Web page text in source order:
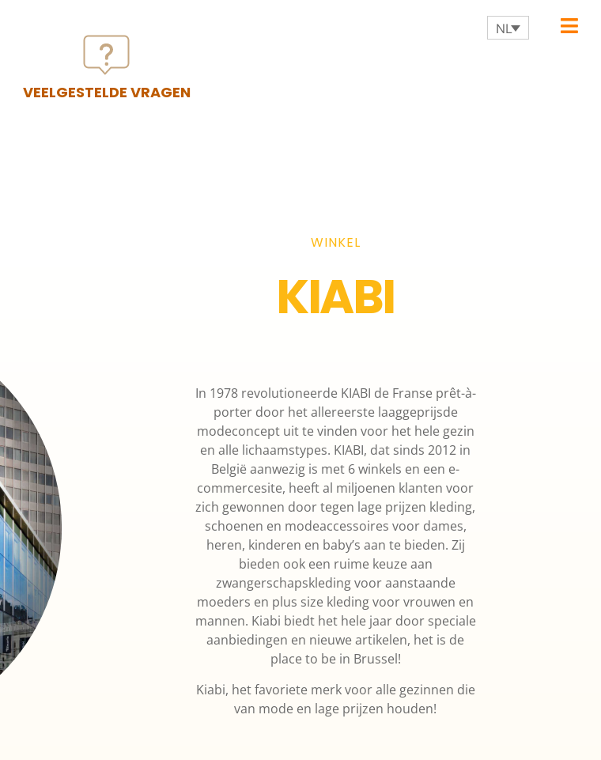
VEELGESTELDE VRAGEN
NL
WINKEL
KIABI
In 1978 revolutioneerde KIABI de Franse prêt-à-
porter door het allereerste laaggeprijsde
modeconcept uit te vinden voor het hele gezin
en alle lichaamstypes. KIABI, dat sinds 2012 in
België aanwezig is met 6 winkels en een e-
commercesite, heeft al miljoenen klanten voor
zich gewonnen door tegen lage prijzen kleding,
schoenen en modeaccessoires voor dames,
heren, kinderen en baby’s aan te bieden. Zij
bieden ook een ruime keuze aan
zwangerschapskleding voor aanstaande
moeders en plus size kleding voor vrouwen en
mannen. Kiabi biedt het hele jaar door speciale
aanbiedingen en nieuwe artikelen, het is de
place to be in Brussel!
Kiabi, het favoriete merk voor alle gezinnen die
van mode en lage prijzen houden!